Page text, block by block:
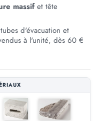
massifet tête
d'évacuation et
à l'unité, dès 60 €